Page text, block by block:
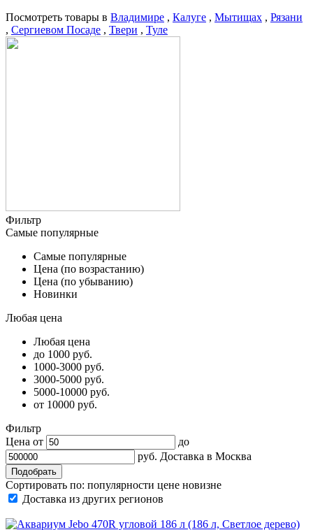
Посмотреть товары в Владимире , Калуге , Мытищах , Рязани
, Сергиевом Посаде , Твери , Туле
Фильтр
Самые популярные
Самые популярные
Цена (по возрастанию)
Цена (по убыванию)
Новинки
Любая цена
Любая цена
до 1000 руб.
1000-3000 руб.
3000-5000 руб.
5000-10000 руб.
от 10000 руб.
Фильтр
Цена от
до
руб. Доставка в Москва
Сортировать по: популярности цене новизне
Доставка из других регионов